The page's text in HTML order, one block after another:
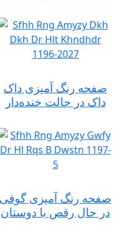
صفحه رنگ آمیزی داک
داک در حالت خنده‌دار
صفحه رنگ آمیزی گوفی
در حال رقص با دوستان